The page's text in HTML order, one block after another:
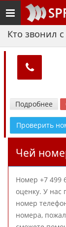
Toggle
navigation
Кто звонил
Подробнее
Проверить
Чей
Номер +7 499
оценку. У нас
номер
номера,